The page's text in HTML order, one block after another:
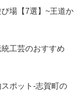
場【7選】~王道か
工芸のおすすめ
ポット-志賀町の